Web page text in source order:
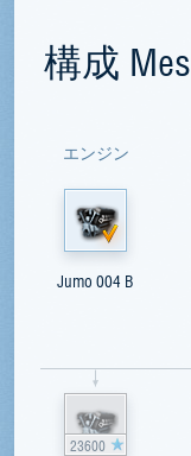
構成
エンジン
Jumo 004 B
23600